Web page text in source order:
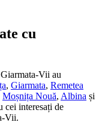
cu
Vii au
, Giarmata, Remetea
Moșnița Nouă, Albina și
cei interesați de
Vii.